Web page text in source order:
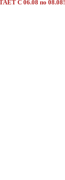
С 06.08 по 08.08!